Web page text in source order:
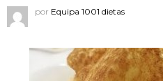
por Equipa 1001 dietas